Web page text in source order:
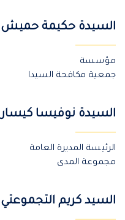
السيدة حكيمة حميش
مؤسسة
جمعية مكافحة السيدا
السيدة نوفيسا كيسار
الرئيسة المديرة العامة
مجموعة المدى
السيد كريم التجموعتي